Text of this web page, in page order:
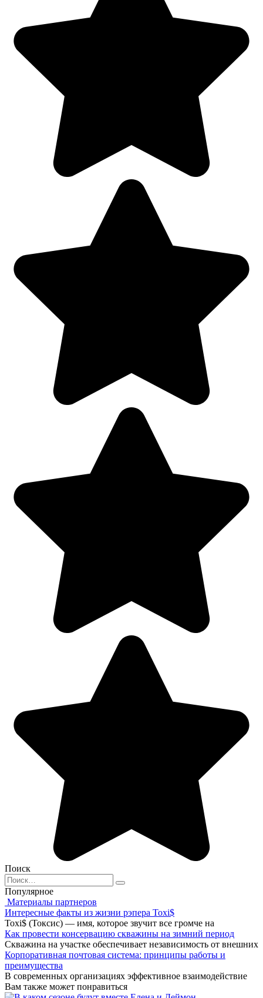
Поиск
Search
for:
Популярное
Материалы партнеров
Интересные факты из жизни рэпера Toxi$
Toxi$ (Токсис) — имя, которое звучит все громче на
Как провести консервацию скважины на зимний период
Скважина на участке обеспечивает независимость от внешних
Корпоративная почтовая система: принципы работы и
преимущества
В современных организациях эффективное взаимодействие
Вам также может понравиться